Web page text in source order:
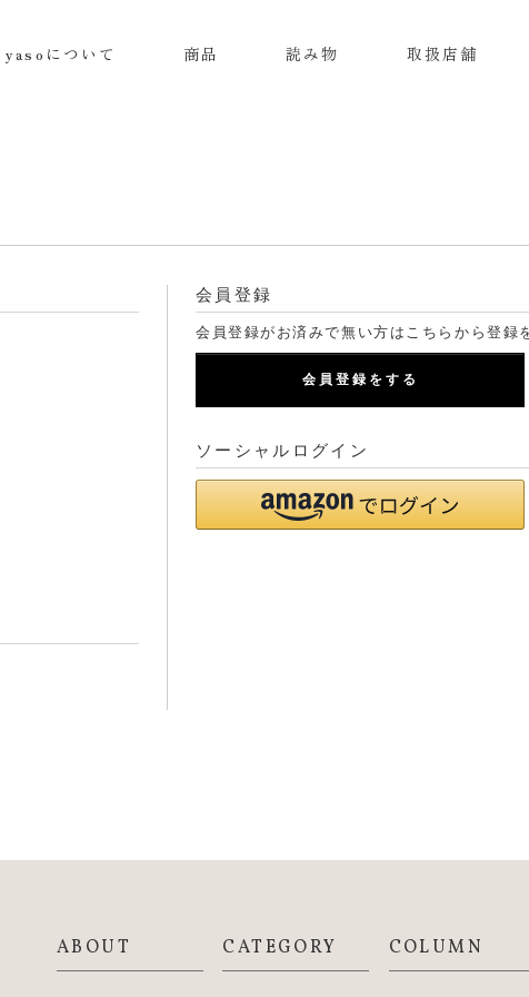
yasoについて 商品 読み物 取扱店舗
会員登録
会員登録がお済みで無い方はこちらから登録
会員登録をする
ソーシャルログイン
ABOUT CATEGORY COLUMN